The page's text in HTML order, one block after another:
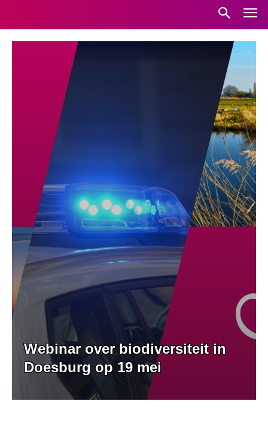
Webinar over biodiversiteit in
Doesburg op 19 mei